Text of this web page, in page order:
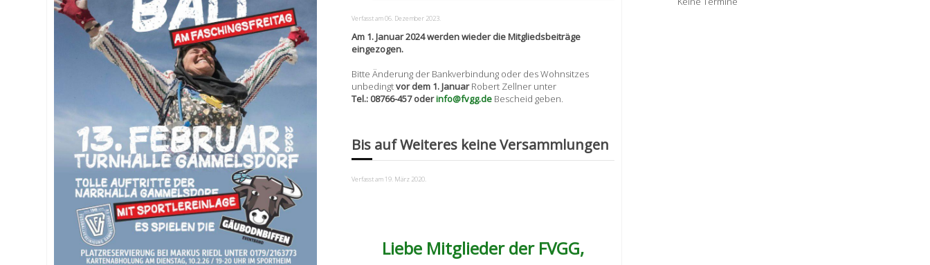
Verfasst am06. Dezember 2023.
Am 1. Januar 2024 werden wieder die Mitgliedsbeiträge
eingezogen.
Bitte Änderung der Bankverbindung oder des Wohnsitzes
unbedingtvor dem 1. JanuarRobert Zellner unter
Tel.: 08766-457 oderinfo@fvgg.de Bescheid geben.
Bis auf Weiteres keine Versammlungen
Verfasst am 19. März 2020.
Liebe Mitglieder der FVGG,